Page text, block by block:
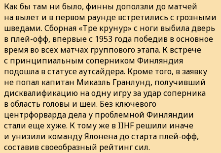
Как бы там ни было, финны доползли до матчей
на вылет и в первом раунде встретились с грозными
шведами. Сборная «Тре крунур» с ноги выбила дверь
в плей-офф, впервые с 1953 года победив в основное
время во всех матчах группового этапа. К встрече
с принципиальным соперником Финляндия
подошла в статусе аутсайдера. Кроме того, в заявку
не попал капитан Микаэль Гранлунд, получивший
дисквалификацию на одну игру за удар соперника
в область головы и шеи. Без ключевого
центрфорварда дела у проблемной Финляндии
стали еще хуже. К тому же в IIHF решили иначе
и унизили команду Ялонена до старта плей-офф,
составив своеобразный рейтинг сил.